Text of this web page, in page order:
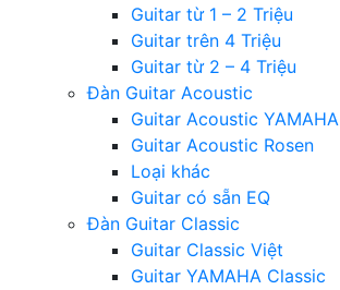
Guitar từ 1 – 2 Triệu
Guitar trên 4 Triệu
Guitar từ 2 – 4 Triệu
Đàn Guitar Acoustic
Guitar Acoustic YAMAHA
Guitar Acoustic Rosen
Loại khác
Guitar có sẵn EQ
Đàn Guitar Classic
Guitar Classic Việt
Guitar YAMAHA Classic